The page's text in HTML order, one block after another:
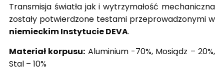
Transmisja światła jak i wytrzymałość mechaniczna
zostały potwierdzone testami przeprowadzonymi w
niemieckim Instytucie DEVA.
Materiał korpusu: Aluminium -70%, Mosiądz – 20%,
Stal – 10%